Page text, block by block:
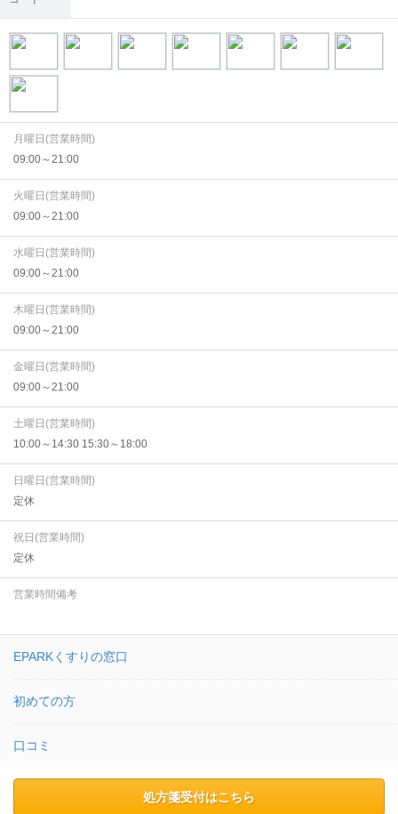
月曜日(営業時間)
09:00～21:00
火曜日(営業時間)
09:00～21:00
水曜日(営業時間)
09:00～21:00
木曜日(営業時間)
09:00～21:00
金曜日(営業時間)
09:00～21:00
土曜日(営業時間)
10:00～14:30 15:30～18:00
日曜日(営業時間)
定休
祝日(営業時間)
定休
営業時間備考
EPARKくすりの窓口
初めての方
口コミ
処方箋受付はこちら